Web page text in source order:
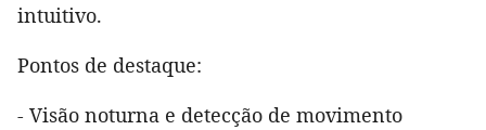
intuitivo.
Pontos de destaque:
- Visão noturna e detecção de movimento